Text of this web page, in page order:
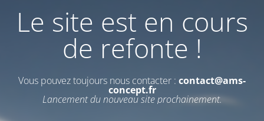
Le site est en cours
de refonte !
Vous pouvez toujours nous contacter : contact@ams-
concept.fr
Lancement du nouveau site prochainement.